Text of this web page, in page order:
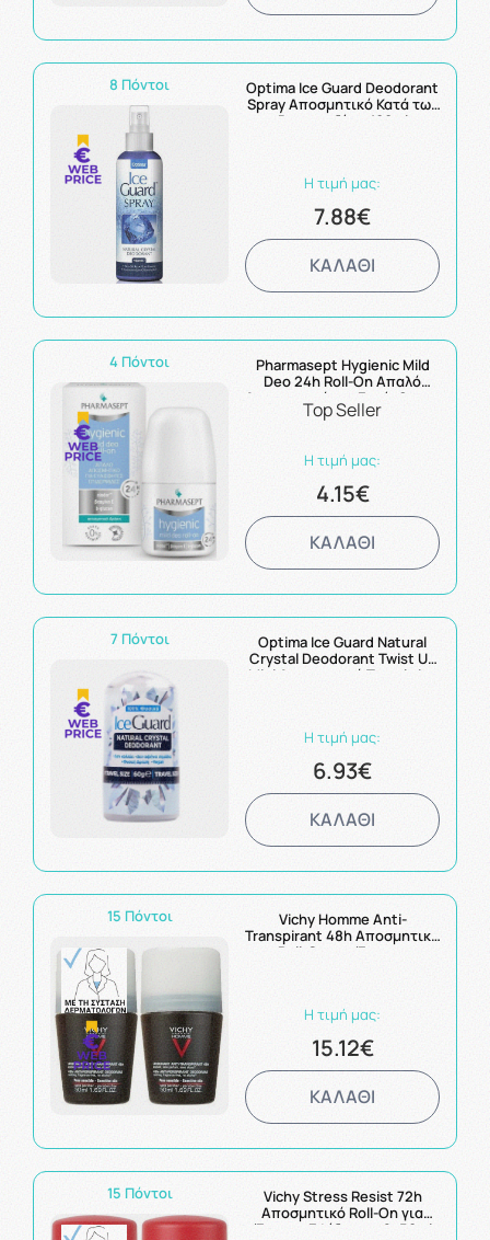
8 Πόντοι
Optima Ice Guard Deodorant
Spray Αποσμητικό Κατά των
Βακτηριδίων 100ml
Η τιμή μας:
7.88€
ΚΑΛΑΘΙ
4 Πόντοι
Pharmasept Hygienic Mild
Deo 24h Roll-On Απαλό
Αποσμητικό για Ευαίσθητες
Επιδερμίδες 50ml
Top Seller
Η τιμή μας:
4.15€
ΚΑΛΑΘΙ
7 Πόντοι
Optima Ice Guard Natural
Crystal Deodorant Twist Up
Mini Αποσμητικό Travel size
Η τιμή μας:
6.93€
ΚΑΛΑΘΙ
15 Πόντοι
Vichy Homme Anti-
Transpirant 48h Αποσμητικό
Roll-On για Έντονη
Η τιμή μας:
15.12€
ΚΑΛΑΘΙ
15 Πόντοι
Vichy Stress Resist 72h
Αποσμητικό Roll-On για
Έντονη Εφίδρωση 2x50ml